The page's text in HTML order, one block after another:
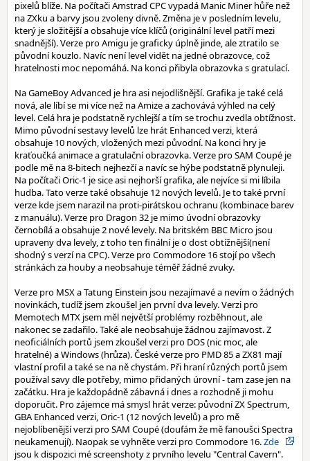
pixelů blíže. Na počítači Amstrad CPC vypadá Manic Miner hůře než
na ZXku a barvy jsou zvoleny divně. Změna je v posledním levelu,
který je složitější a obsahuje více klíčů (originální level patří mezi
snadnější). Verze pro Amigu je graficky úplně jinde, ale ztratilo se
původní kouzlo. Navíc není level vidět na jedné obrazovce, což
hratelnosti moc nepomáhá. Na konci přibyla obrazovka s gratulací.
Na GameBoy Advanced je hra asi nejodlišnější. Grafika je také celá
nová, ale líbí se mi více než na Amize a zachovává výhled na celý
level. Celá hra je podstatně rychlejší a tím se trochu zvedla obtížnost.
Mimo původní sestavy levelů lze hrát Enhanced verzi, která
obsahuje 10 nových, vložených mezi původní. Na konci hry je
kraťoučká animace a gratulační obrazovka. Verze pro SAM Coupé je
podle mě na 8-bitech nejhezčí a navíc se hýbe podstatně plynuleji.
Na počítači Oric-1 je sice asi nejhorší grafika, ale nejvíce si mi líbila
hudba. Tato verze také obsahuje 12 nových levelů. Je to také první
verze kde jsem narazil na proti-pirátskou ochranu (kombinace barev
z manuálu). Verze pro Dragon 32 je mimo úvodní obrazovky
černobílá a obsahuje 2 nové levely. Na britském BBC Micro jsou
upraveny dva levely, z toho ten finální je o dost obtížnější(není
shodný s verzí na CPC). Verze pro Commodore 16 stojí po všech
stránkách za houby a neobsahuje téměř žádné zvuky.
Verze pro MSX a Tatung Einstein jsou nezajímavé a nevím o žádných
novinkách, tudíž jsem zkoušel jen první dva levely. Verzi pro
Memotech MTX jsem měl největší problémy rozběhnout, ale
nakonec se zadařilo. Také ale neobsahuje žádnou zajímavost. Z
neoficiálních portů jsem zkoušel verzi pro DOS (nic moc, ale
hratelné) a Windows (hrůza). České verze pro PMD 85 a ZX81 mají
vlastní profil a také se na ně chystám. Při hraní různých portů jsem
používal savy dle potřeby, mimo přidaných úrovní - tam zase jen na
začátku. Hra je každopádně zábavná i dnes a rozhodně ji mohu
doporučit. Pro zájemce má smysl hrát verze: původní ZX Spectrum,
GBA Enhanced verzi, Oric-1 (12 nových levelů) a pro mě
nejoblíbenější verzi pro SAM Coupé (doufám že mě fanoušci Spectra
neukamenují). Naopak se vyhněte verzi pro Commodore 16.Zde
jsou k dispozici mé screenshoty z prvního levelu "Central Cavern".